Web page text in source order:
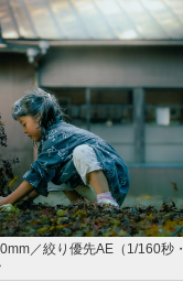
／絞り優先AE（1/160秒・